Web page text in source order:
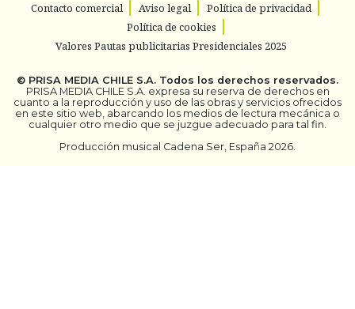
Contacto comercial Aviso legal
Política de privacidad
Política de cookies
Valores Pautas publicitarias Presidenciales 2025
© PRISA MEDIA CHILE S.A. Todos los derechos reservados.
PRISA MEDIA CHILE S.A. expresa su reserva de derechos en
cuanto a la reproducción y uso de las obras y servicios ofrecidos
en este sitio web, abarcando los medios de lectura mecánica o
cualquier otro medio que se juzgue adecuado para tal fin.
Producción musical Cadena Ser, España 2026.